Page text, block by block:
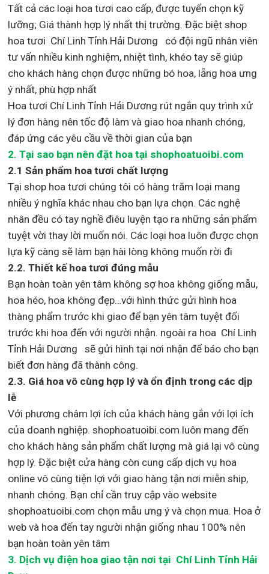
Tất cả các loại hoa tươi cao cấp, được tuyển chọn kỹ
lưỡng; Giá thành hợp lý nhất thị trường. Đặc biệt shop
hoa tươi Chí Linh Tỉnh Hải Dương
có đội ngũ nhân viên
tư vấn nhiều kinh nghiệm, nhiệt tình, khéo tay sẽ giúp
cho khách hàng chọn được những bó hoa, lẵng hoa ưng
ý nhất, phù hợp nhất
Hoa tươi Chí Linh Tỉnh Hải Dương rút ngắn quy trình xử
lý đơn hàng nên tốc độ làm và giao hoa nhanh chóng,
đáp ứng các yêu cầu về thời gian của bạn
2. Tại sao bạn nên đặt hoa tại shophoatuoibi.com
2.1 Sản phẩm hoa tươi chất lượng
Tại shop hoa tươi chúng tôi có hàng trăm loại mang
nhiều ý nghĩa khác nhau cho bạn lựa chọn. Các nghệ
nhân đều có tay nghề điêu luyện tạo ra những sản phẩm
tuyệt vời thay lời muốn nói. Các loại hoa luôn được chọn
lựa kỹ càng sẽ làm bạn hài lòng không muốn rời đi
2.2. Thiết kế hoa tươi đúng mẫu
Bạn hoàn toàn yên tâm không sợ hoa không giống mẫu,
hoa héo, hoa không đẹp…với hình thức gửi hình hoa
thàng phẩm trước khi giao để bạn yên tâm tuyệt đối
trước khi hoa đến với người nhận. ngoài ra hoa Chí Linh
Tỉnh Hải Dương sẽ gửi hình tại nơi nhận để báo cho bạn
biết đơn hàng đã thành công.
2.3. Giá hoa vô cùng hợp lý và ổn định trong các dịp
lễ
Với phương châm lợi ích của khách hàng gắn với lợi ích
của doanh nghiệp. shophoatuoibi.com luôn mang đến
cho khách hàng sản phẩm chất lượng mà giá lại vô cùng
hợp lý. Đặc biệt cửa hàng còn cung cấp dịch vụ hoa
online vô cùng tiện lợi với giao hàng tận nơi miễn ship,
nhanh chóng. Bạn chỉ cần truy cập vào website
shophoatuoibi.com chọn mẫu ưng ý và chọn mua. Hoa ở
web và hoa đến tay người nhận giống nhau 100% nên
bạn hoàn toàn yên tâm
3. Dịch vụ điện hoa giao tận nơi tại Chí Linh Tỉnh Hải